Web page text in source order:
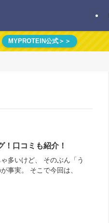
MYPROTEIN公式＞＞
！口コミも紹介！
多いけど、 そのぶん「う
事実。 そこで今回は、